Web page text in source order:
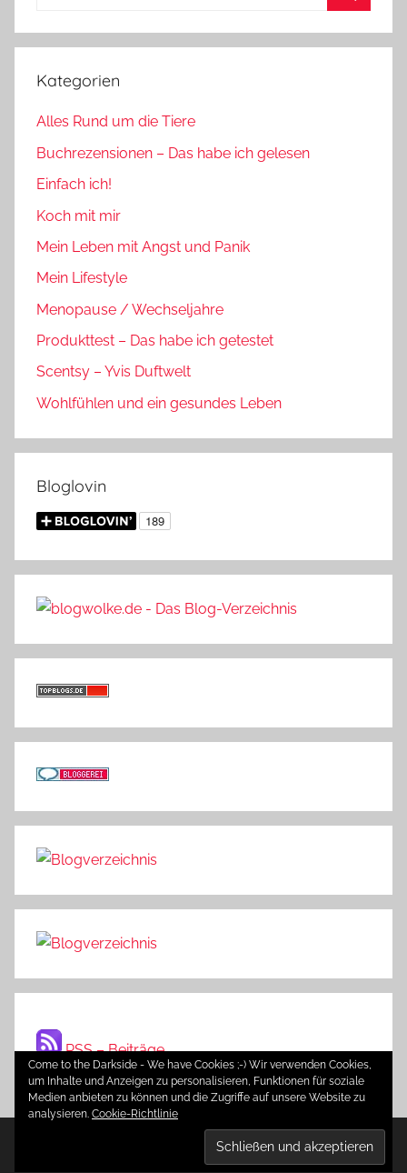
Kategorien
Alles Rund um die Tiere
Buchrezensionen – Das habe ich gelesen
Einfach ich!
Koch mit mir
Mein Leben mit Angst und Panik
Mein Lifestyle
Menopause / Wechseljahre
Produkttest – Das habe ich getestet
Scentsy – Yvis Duftwelt
Wohlfühlen und ein gesundes Leben
Bloglovin
RSS – Beiträge
WordPress-Theme: Donovan von ThemeZee.
Come to the Darkside - We have Cookies ;-) Wir verwenden Cookies,
um Inhalte und Anzeigen zu personalisieren, Funktionen für soziale
Medien anbieten zu können und die Zugriffe auf unsere Website zu
analysieren. Cookie-Richtlinie